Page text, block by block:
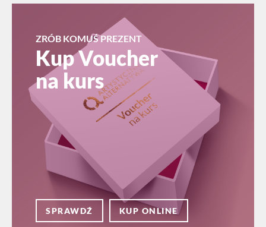
ZRÓB KOMUŚ PREZENT
Kup Voucher
na kurs
SPRAWDŹ KUP ONLINE